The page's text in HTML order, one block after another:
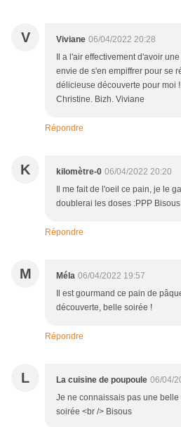
V Viviane 06/04/2022 20:28
Il a l'air effectivement d'avoir
envie de s'en empiffrer pour se
délicieuse découverte pour moi
Christine. Bizh. Viviane
Répondre
K kilomètre-0 06/04/2022 20:20
Il me fait de l'oeil ce pain, je le
doublerai les doses :PPP Bisous
Répondre
M Méla 06/04/2022 19:57
Il est gourmand ce pain de
découverte, belle soirée !
Répondre
L La cuisine de poupoule 06/04/
Je ne connaissais pas une
soirée <br /> Bisous